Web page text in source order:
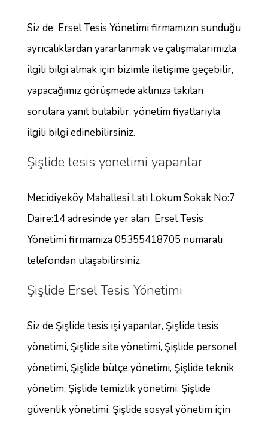
Siz de Ersel Tesis Yönetimi firmamızın sunduğu
ayrıcalıklardan yararlanmak ve çalışmalarımızla
ilgili bilgi almak için bizimle iletişime geçebilir,
yapacağımız görüşmede aklınıza takılan
sorulara yanıt bulabilir, yönetim fiyatlarıyla
ilgili bilgi edinebilirsiniz.
Şişlide tesis yönetimi yapanlar
Mecidiyeköy Mahallesi Lati Lokum Sokak No:7
Daire:14 adresinde yer alan Ersel Tesis
Yönetimi firmamıza 05355418705 numaralı
telefondan ulaşabilirsiniz.
Şişlide Ersel Tesis Yönetimi
Siz de Şişlide tesis işi yapanlar, Şişlide tesis
yönetimi, Şişlide site yönetimi, Şişlide personel
yönetimi, Şişlide bütçe yönetimi, Şişlide teknik
yönetim, Şişlide temizlik yönetimi, Şişlide
güvenlik yönetimi, Şişlide sosyal yönetim için